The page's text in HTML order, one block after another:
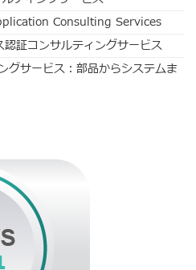
Consulting Services
証コンサルティングサービス
グサービス：部品からシステムま